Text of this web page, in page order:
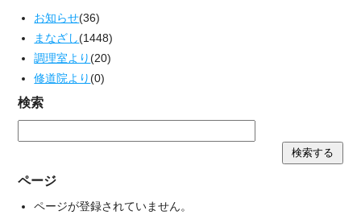
お知らせ(36)
まなざし(1448)
調理室より(20)
修道院より(0)
検索
ページ
ページが登録されていません。